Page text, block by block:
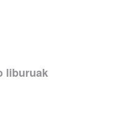
liburuak